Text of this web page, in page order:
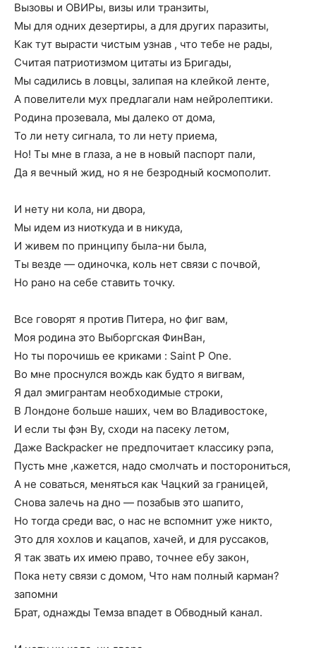
Вызовы и ОВИРы, визы или транзиты,
Мы для одних дезертиры, а для других паразиты,
Как тут вырасти чистым узнав , что тебе не рады,
Считая патриотизмом цитаты из Бригады,
Мы садились в ловцы, залипая на клейкой ленте,
А повелители мух предлагали нам нейролептики.
Родина прозевала, мы далеко от дома,
То ли нету сигнала, то ли нету приема,
Но! Ты мне в глаза, а не в новый паспорт пали,
Да я вечный жид, но я не безродный космополит.
И нету ни кола, ни двора,
Мы идем из ниоткуда и в никуда,
И живем по принципу была-ни была,
Ты везде — одиночка, коль нет связи с почвой,
Но рано на себе ставить точку.
Все говорят я против Питера, но фиг вам,
Моя родина это Выборгская ФинВан,
Но ты порочишь ее криками : Saint P One.
Во мне проснулся вождь как будто я вигвам,
Я дал эмигрантам необходимые строки,
В Лондоне больше наших, чем во Владивостоке,
И если ты фэн Ву, сходи на пасеку летом,
Даже Backpacker не предпочитает классику рэпа,
Пусть мне ,кажется, надо смолчать и посторониться,
А не соваться, меняться как Чацкий за границей,
Снова залечь на дно — позабыв это шапито,
Но тогда среди вас, о нас не вспомнит уже никто,
Это для хохлов и кацапов, хачей, и для руссаков,
Я так звать их имею право, точнее ебу закон,
Пока нету связи с домом, Что нам полный карман?
запомни
Брат, однажды Темза впадет в Обводный канал.